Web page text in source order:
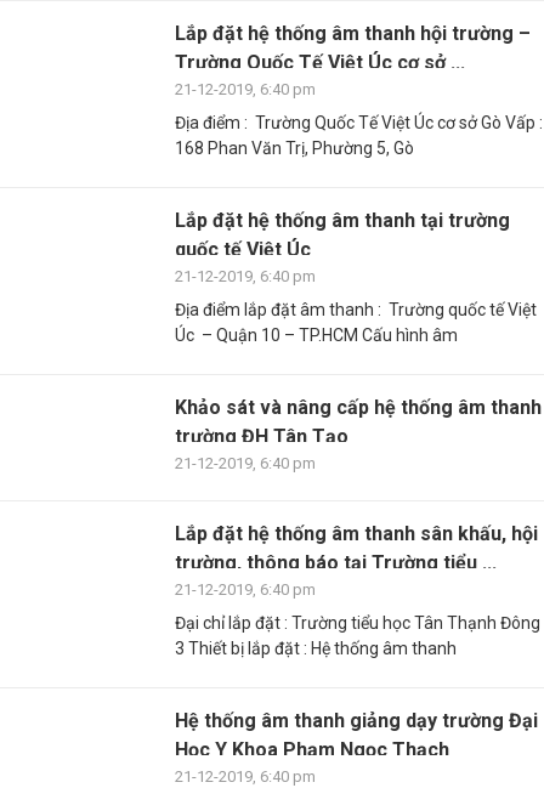
Lắp đặt hệ thống âm thanh hội trường –
Trường Quốc Tế Việt Úc cơ sở ...
21-12-2019, 6:40 pm
Địa điểm : Trường Quốc Tế Việt Úc cơ sở Gò Vấp :
168 Phan Văn Trị, Phường 5, Gò
Lắp đặt hệ thống âm thanh tại trường
quốc tế Việt Úc
21-12-2019, 6:40 pm
Địa điểm lắp đặt âm thanh : Trường quốc tế Việt
Úc – Quận 10 – TP.HCM Cấu hình âm
Khảo sát và nâng cấp hệ thống âm thanh
trường ĐH Tân Tạo
21-12-2019, 6:40 pm
Lắp đặt hệ thống âm thanh sân khấu, hội
trường, thông báo tại Trường tiểu ...
21-12-2019, 6:40 pm
Đại chỉ lắp đặt : Trường tiểu học Tân Thạnh Đông
3 Thiết bị lắp đặt : Hệ thống âm thanh
Hệ thống âm thanh giảng dạy trường Đại
Học Y Khoa Phạm Ngọc Thạch
21-12-2019, 6:40 pm